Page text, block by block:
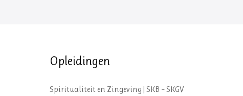
Opleidingen
Spiritualiteit en Zingeving | SKB – SKGV